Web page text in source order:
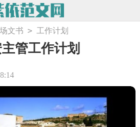
文书 > 工作计划
管工作计划